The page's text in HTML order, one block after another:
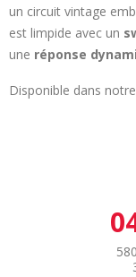
un circuit vintage
est limpide avec un
une réponse
Disponible dans